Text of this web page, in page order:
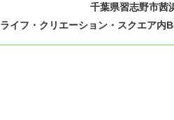
千葉県習志野市茜
ライフ・クリエーション・スクエア内